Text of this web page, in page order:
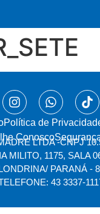
Política de
Conosco
LTDA -CNPJ
MILITO, 1175, SALA
PARANÁ -
43 3337-